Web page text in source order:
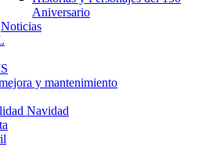
Aniversario
Noticias
y mantenimiento
Navidad